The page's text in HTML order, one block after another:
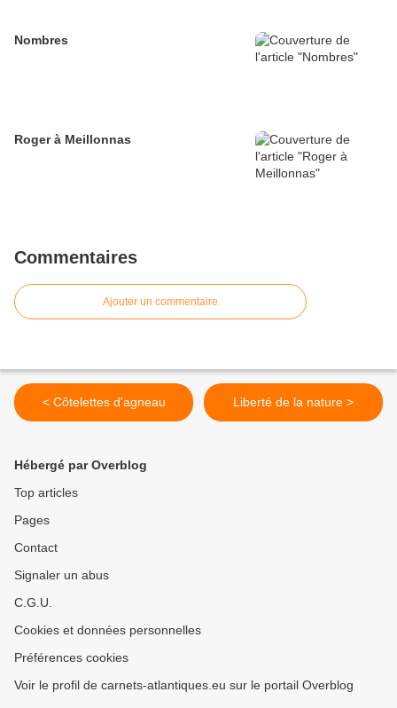
Nombres
Roger à Meillonnas
Commentaires
Ajouter un commentaire
< Côtelettes d'agneau Liberté de la nature >
Hébergé par Overblog
Top articles
Pages
Contact
Signaler un abus
C.G.U.
Cookies et données personnelles
Préférences cookies
Voir le profil de carnets-atlantiques.eu sur le portail Overblog